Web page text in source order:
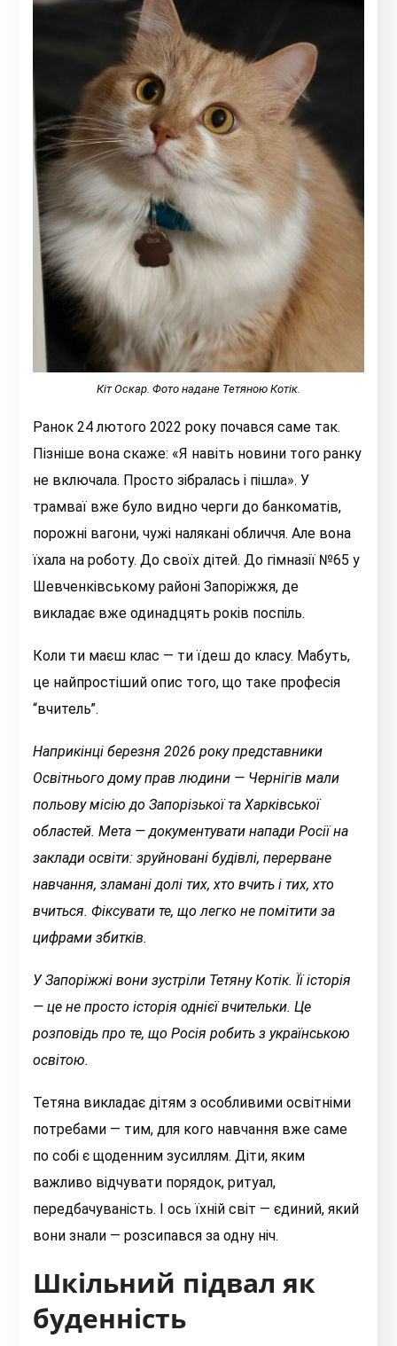
Кіт Оскар. Фото надане Тетяною Котік.
Ранок 24 лютого 2022 року почався саме так.
Пізніше вона скаже: «Я навіть новини того ранку
не включала. Просто зібралась і пішла». У
трамваї вже було видно черги до банкоматів,
порожні вагони, чужі налякані обличчя. Але вона
їхала на роботу. До своїх дітей. До гімназії №65 у
Шевченківському районі Запоріжжя, де
викладає вже одинадцять років поспіль.
Коли ти маєш клас — ти їдеш до класу. Мабуть,
це найпростіший опис того, що таке професія
“вчитель”.
Наприкінці березня 2026 року представники
Освітнього дому прав людини — Чернігів мали
польову місію до Запорізької та Харківської
областей. Мета — документувати напади Росії на
заклади освіти: зруйновані будівлі, перерване
навчання, зламані долі тих, хто вчить і тих, хто
вчиться. Фіксувати те, що легко не помітити за
цифрами збитків.
У Запоріжжі вони зустріли Тетяну Котік. Її історія
— це не просто історія однієї вчительки. Це
розповідь про те, що Росія робить з українською
освітою.
Тетяна викладає дітям з особливими освітніми
потребами — тим, для кого навчання вже саме
по собі є щоденним зусиллям. Діти, яким
важливо відчувати порядок, ритуал,
передбачуваність. І ось їхній світ — єдиний, який
вони знали — розсипався за одну ніч.
Шкільний підвал як
буденність